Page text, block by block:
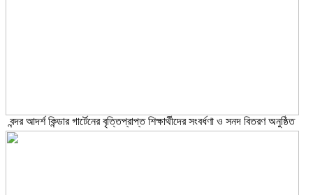
বন্দর আদর্শ কিন্ডার গার্টেনের বৃত্তিপ্রাপ্ত শিক্ষার্থীদের সংবর্ধণা ও সনদ বিতরণ অনুষ্ঠিত